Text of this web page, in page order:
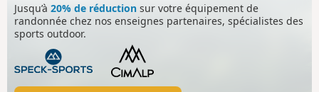
Jusqu’à 20% de réduction sur votre équipement de
randonnée chez nos enseignes partenaires, spécialistes des
sports outdoor.